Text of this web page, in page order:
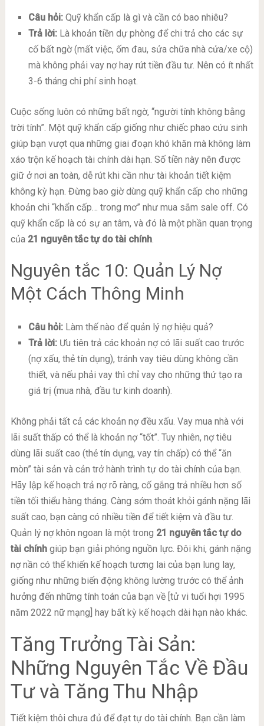
Câu hỏi:Quỹ khẩn cấp là gì và cần có bao nhiêu?
Trả lời:Là khoản tiền dự phòng để chi trả cho các sự
cố bất ngờ (mất việc, ốm đau, sửa chữa nhà cửa/xe cộ)
mà không phải vay nợ hay rút tiền đầu tư. Nên có ít nhất
3-6 tháng chi phí sinh hoạt.
Cuộc sống luôn có những bất ngờ, “người tính không bằng
trời tính”. Một quỹ khẩn cấp giống như chiếc phao cứu sinh
giúp bạn vượt qua những giai đoạn khó khăn mà không làm
xáo trộn kế hoạch tài chính dài hạn. Số tiền này nên được
giữ ở nơi an toàn, dễ rút khi cần như tài khoản tiết kiệm
không kỳ hạn. Đừng bao giờ dùng quỹ khẩn cấp cho những
khoản chi “khẩn cấp… trong mơ” như mua sắm sale off. Có
quỹ khẩn cấp là có sự an tâm, và đó là một phần quan trọng
của 21 nguyên tắc tự do tài chính.
Nguyên tắc 10: Quản Lý Nợ
Một Cách Thông Minh
Câu hỏi:Làm thế nào để quản lý nợ hiệu quả?
Trả lời:Ưu tiên trả các khoản nợ có lãi suất cao trước
(nợ xấu, thẻ tín dụng), tránh vay tiêu dùng không cần
thiết, và nếu phải vay thì chỉ vay cho những thứ tạo ra
giá trị (mua nhà, đầu tư kinh doanh).
Không phải tất cả các khoản nợ đều xấu. Vay mua nhà với
lãi suất thấp có thể là khoản nợ “tốt”. Tuy nhiên, nợ tiêu
dùng lãi suất cao (thẻ tín dụng, vay tín chấp) có thể “ăn
mòn” tài sản và cản trở hành trình tự do tài chính của bạn.
Hãy lập kế hoạch trả nợ rõ ràng, cố gắng trả nhiều hơn số
tiền tối thiểu hàng tháng. Càng sớm thoát khỏi gánh nặng lãi
suất cao, bạn càng có nhiều tiền để tiết kiệm và đầu tư.
Quản lý nợ khôn ngoan là một trong 21 nguyên tắc tự do
tài chínhgiúp bạn giải phóng nguồn lực. Đôi khi, gánh nặng
nợ nần có thể khiến kế hoạch tương lai của bạn lung lay,
giống như những biến động không lường trước có thể ảnh
hưởng đến những tính toán của bạn về [tử vi tuổi hợi 1995
năm 2022 nữ mạng] hay bất kỳ kế hoạch dài hạn nào khác.
Tăng Trưởng Tài Sản:
Những Nguyên Tắc Về Đầu
Tư và Tăng Thu Nhập
Tiết kiệm thôi chưa đủ để đạt tự do tài chính. Bạn cần làm